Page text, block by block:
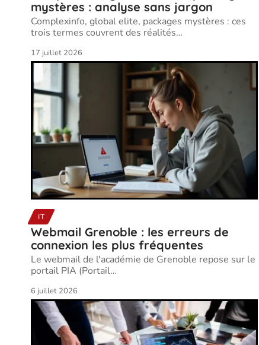
mystères : analyse sans jargon
Complexinfo, global elite, packages mystères : ces
trois termes couvrent des réalités…
17 juillet 2026
IT
Webmail Grenoble : les erreurs de
connexion les plus fréquentes
Le webmail de l'académie de Grenoble repose sur le
portail PIA (Portail…
6 juillet 2026